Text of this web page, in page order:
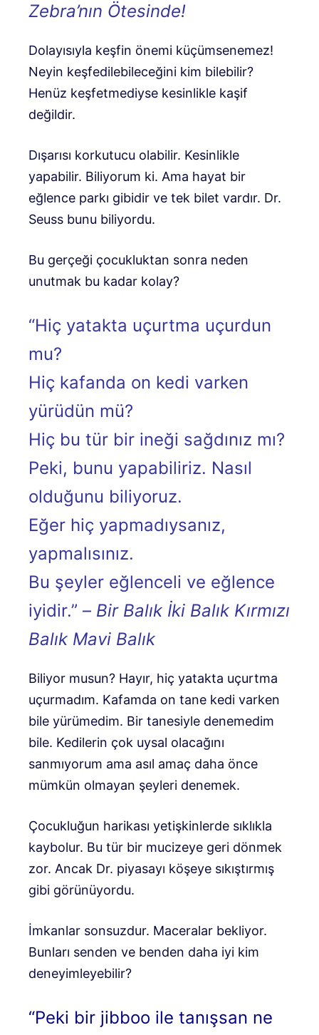
Zebra’nın Ötesinde!
Dolayısıyla keşfin önemi küçümsenemez!
Neyin keşfedilebileceğini kim bilebilir?
Henüz keşfetmediyse kesinlikle kaşif
değildir.
Dışarısı korkutucu olabilir. Kesinlikle
yapabilir. Biliyorum ki. Ama hayat bir
eğlence parkı gibidir ve tek bilet vardır. Dr.
Seuss bunu biliyordu.
Bu gerçeği çocukluktan sonra neden
unutmak bu kadar kolay?
“Hiç yatakta uçurtma uçurdun
mu?
Hiç kafanda on kedi varken
yürüdün mü?
Hiç bu tür bir ineği sağdınız mı?
Peki, bunu yapabiliriz. Nasıl
olduğunu biliyoruz.
Eğer hiç yapmadıysanız,
yapmalısınız.
Bu şeyler eğlenceli ve eğlence
iyidir.” – Bir Balık İki Balık Kırmızı
Balık Mavi Balık
Biliyor musun? Hayır, hiç yatakta uçurtma
uçurmadım. Kafamda on tane kedi varken
bile yürümedim. Bir tanesiyle denemedim
bile. Kedilerin çok uysal olacağını
sanmıyorum ama asıl amaç daha önce
mümkün olmayan şeyleri denemek.
Çocukluğun harikası yetişkinlerde sıklıkla
kaybolur. Bu tür bir mucizeye geri dönmek
zor. Ancak Dr. piyasayı köşeye sıkıştırmış
gibi görünüyordu.
İmkanlar sonsuzdur. Maceralar bekliyor.
Bunları senden ve benden daha iyi kim
deneyimleyebilir?
“Peki bir jibboo ile tanışsan ne